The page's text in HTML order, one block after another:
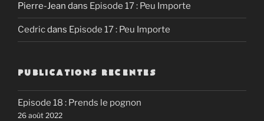
Pierre-Jean dans Episode 17 : Peu Importe
Cedricdans Episode 17 : Peu Importe
PUBLICATIONS RECENTES
Episode 18 : Prends le pognon
26 août 2022